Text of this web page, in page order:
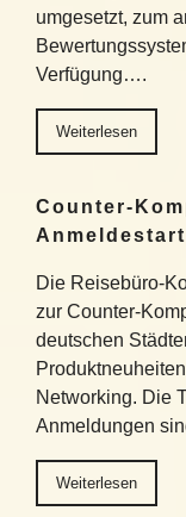
umgesetzt, zum
Verfügung….
Weiterlesen
Counter-
Die Reisebüro-
zur Counter-
deutschen
Networking. Die
Anmeldungen
Weiterlesen